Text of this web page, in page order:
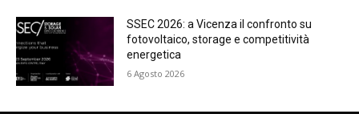
SSEC 2026: a Vicenza il confronto su
fotovoltaico, storage e competitività
energetica
6 Agosto 2026